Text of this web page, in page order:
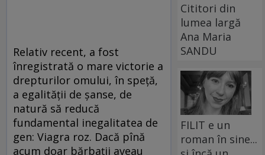
Relativ recent, a fost
înregistrată o mare victorie a
drepturilor omului, în speță,
a egalității de șanse, de
natură să reducă
fundamental inegalitatea de
gen: Viagra roz. Dacă pînă
acum doar bărbații aveau
Cititori din
lumea largă
Ana Maria
SANDU
FILIT e un
roman în sine...